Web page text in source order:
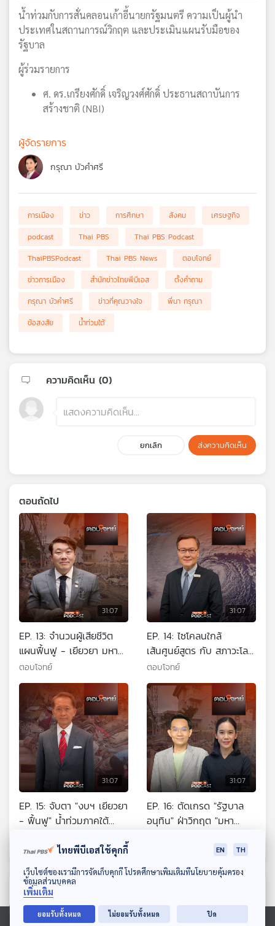
ข่าย
ดาวน์โหลด Thai PBS Podcast Application
น้ำท่วมกับการสั่นคลอนเก้าอี้นายกรัฐมนตรี ความเป็นผู้นำ
ประเทศในสถานการณ์วิกฤต และประเมินแผนรับมือของ
รัฐบาล
ผู้ร่วมรายการ
ศ. ดร.เกรียงศักดิ์ เจริญวงศ์ศักดิ์ ประธานสถาบันการ
สร้างชาติ (NBI)
ผู้จัดรายการ
กรุณา บัวคำศรี
การเมือง ข่าว การศึกษา สังคม
เศรษฐกิจ
podcast
Thai PBS
Thai PBS Podcast
ThaiPBSPodcast
Thai PBS News
ตอบโจทย์
ข่าวการเมือง
สำนักข่าวไทยพีบีเอส
ตั้งคำถาม
กรุณา บัวคำศรี
ข่าวที่คุณวางใจ
พี่นา กรุณา
ข้อสงสัย
น้ำท่วมใต้
ความคิดเห็น (0)
ยกเลิก ส่งความคิดเห็น
ตอนถัดไป
31:07
EP. 13: จำนวนผู้เสียชีวิต
แผนฟื้นฟู - เยียวยา มหา
อุทกภัยภาคใต้
ตอบโจทย์
31:07
EP. 14: ไซโคลนใกล้
เส้นศูนย์สูตร กับ สภาวะโลก
เดือด
ตอบโจทย์
31:07
EP. 15: จับตา "งบฯ เยียวยา
- ฟื้นฟู" น้ำท่วมภาคใต้
?
31:07
EP. 16: ตัดเกรด "รัฐบาล
อนุทิน" ฝ่าวิกฤต "มหา
ตอนที่เกี่ยวข้อง
ไทยพีบีเอสใช้คุกกี้ EN TH
เว็บไซต์ของเรามีการจัดเก็บคุกกี้ โปรดศึกษาเพิ่มเติมที่นโยบายคุ้มครอง
ข้อมูลส่วนบุคคล
เพิ่มเติม
ยอมรับทั้งหมด ไม่ยอมรับทั้งหมด ปิด